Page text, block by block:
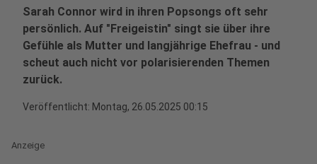
Sarah Connor wird in ihren Popsongs oft sehr
persönlich. Auf "Freigeistin" singt sie über ihre
Gefühle als Mutter und langjährige Ehefrau - und
scheut auch nicht vor polarisierenden Themen
zurück.
Veröffentlicht: Montag, 26.05.2025 00:15
Anzeige